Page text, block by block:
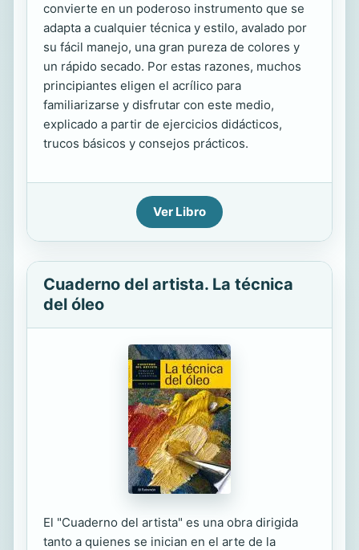
convierte en un poderoso instrumento que se
adapta a cualquier técnica y estilo, avalado por
su fácil manejo, una gran pureza de colores y
un rápido secado. Por estas razones, muchos
principiantes eligen el acrílico para
familiarizarse y disfrutar con este medio,
explicado a partir de ejercicios didácticos,
trucos básicos y consejos prácticos.
Ver Libro
Cuaderno del artista. La técnica
del óleo
El "Cuaderno del artista" es una obra dirigida
tanto a quienes se inician en el arte de la